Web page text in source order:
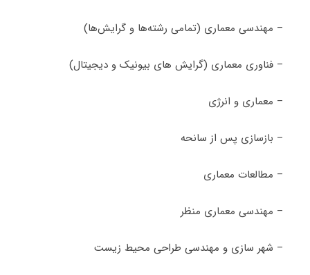
– مهندسی معماری (تمامی رشته‌ها و گرایش‌ها)
– فناوری معماری (گرایش های بیونیک و دیجیتال)
– معماری و انرژی
– بازسازی پس از سانحه
– مطالعات معماری
– مهندسی معماری منظر
– شهر سازی و مهندسی طراحی محیط زیست